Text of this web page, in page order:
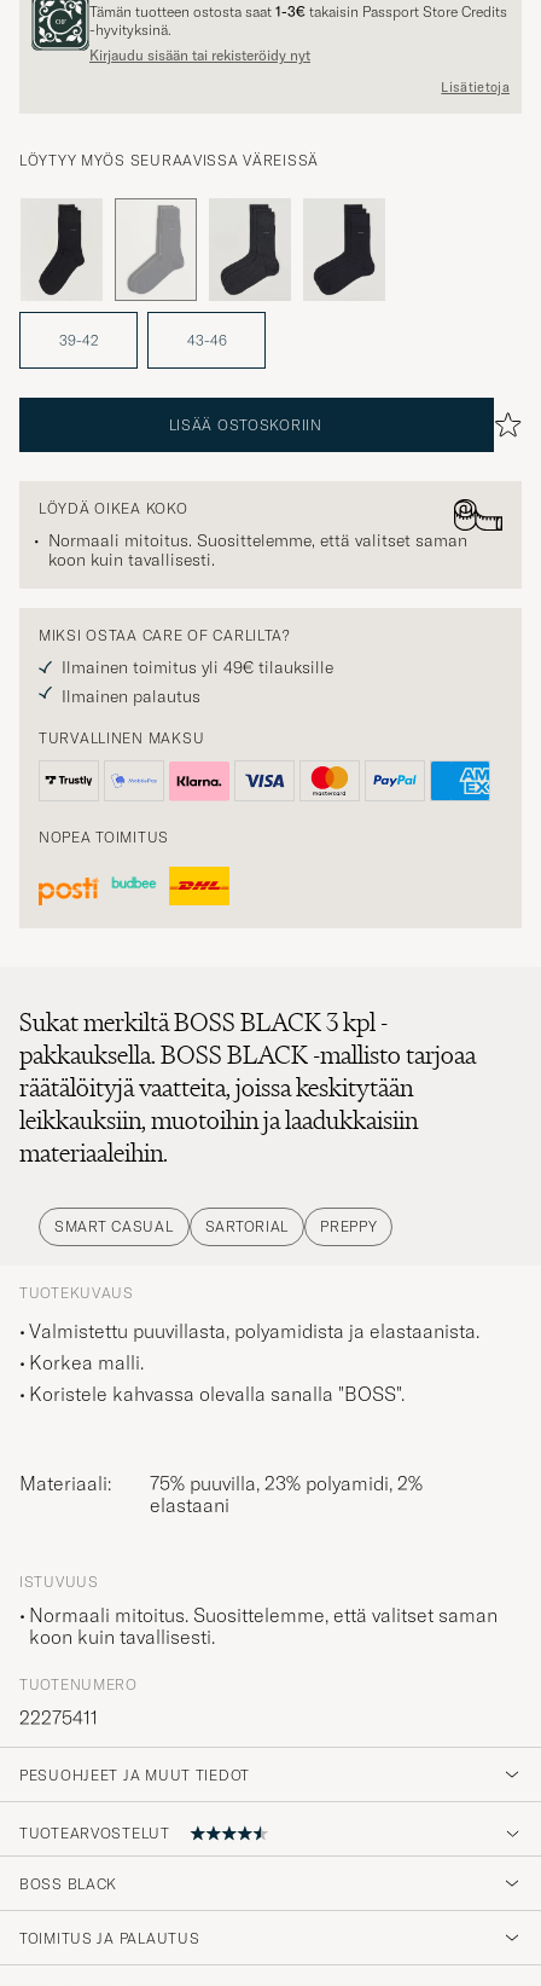
Tämän tuotteen ostosta saat 1-3€ takaisin Passport Store Credits
-hyvityksinä.
Kirjaudu sisään tai rekisteröidy nyt
Lisätietoja
LÖYTYY MYÖS SEURAAVISSA VÄREISSÄ
39-42 43-46
LISÄÄ OSTOSKORIIN
LÖYDÄ OIKEA KOKO
Normaali mitoitus. Suosittelemme, että valitset saman
koon kuin tavallisesti.
MIKSI OSTAA CARE OF CARLILTA?
Ilmainen toimitus yli 49€ tilauksille
Ilmainen palautus
TURVALLINEN MAKSU
NOPEA TOIMITUS
Sukat merkiltä BOSS BLACK 3 kpl -
pakkauksella. BOSS BLACK -mallisto tarjoaa
räätälöityjä vaatteita, joissa keskitytään
leikkauksiin, muotoihin ja laadukkaisiin
materiaaleihin.
SMART CASUAL SARTORIAL PREPPY
TUOTEKUVAUS
Valmistettu puuvillasta, polyamidista ja elastaanista.
Korkea malli.
Koristele kahvassa olevalla sanalla "BOSS".
Materiaali:
75% puuvilla, 23% polyamidi, 2%
elastaani
ISTUVUUS
Normaali mitoitus. Suosittelemme, että valitset saman
koon kuin tavallisesti.
TUOTENUMERO
22275411
PESUOHJEET JA MUUT TIEDOT
TUOTEARVOSTELUT
Alltid supernöjd. Snabb leverans.
KATARINA E
OSTETTU OSOITTEESSA CAREOFCARL.SE
BOSS BLACK
TOIMITUS JA PALAUTUS